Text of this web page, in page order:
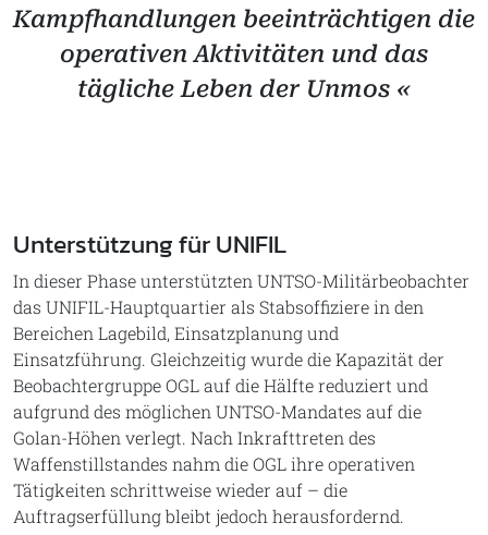
Kampfhandlungen beeinträchtigen die
operativen Aktivitäten und das
tägliche Leben der Unmos «
Unterstützung für UNIFIL
In dieser Phase unterstützten UNTSO-Militärbeobachter
das UNIFIL-Hauptquartier als Stabsoffiziere in den
Bereichen Lagebild, Einsatzplanung und
Einsatzführung. Gleichzeitig wurde die Kapazität der
Beobachtergruppe OGL auf die Hälfte reduziert und
aufgrund des möglichen UNTSO-Mandates auf die
Golan-Höhen verlegt. Nach Inkrafttreten des
Waffenstillstandes nahm die OGL ihre operativen
Tätigkeiten schrittweise wieder auf – die
Auftragserfüllung bleibt jedoch herausfordernd.